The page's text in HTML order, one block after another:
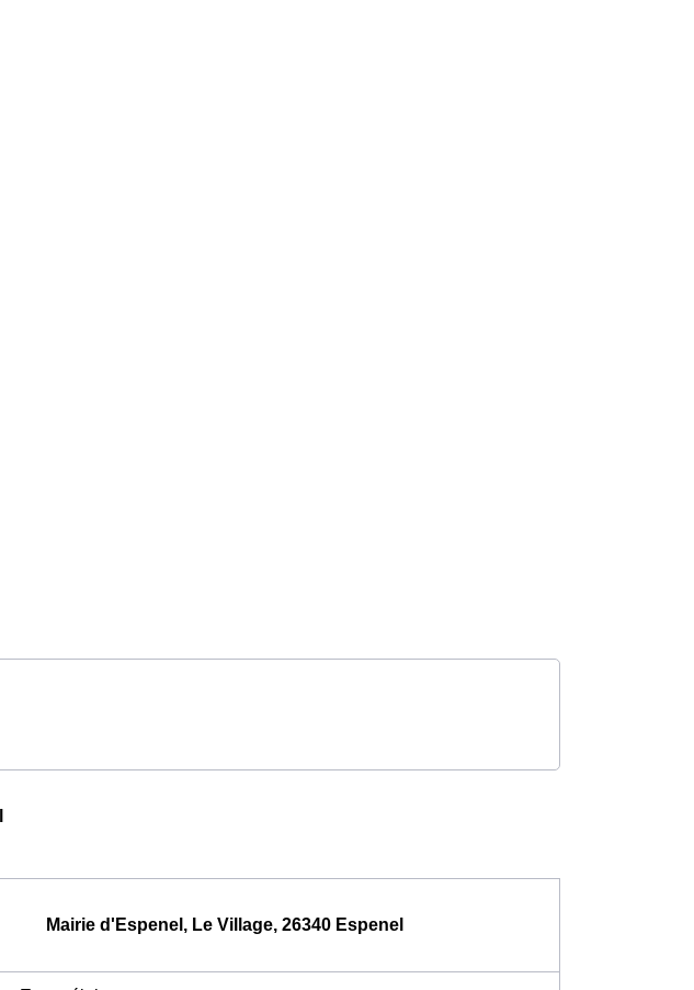
Mairie d'Espenel, Le Village, 26340 Espenel